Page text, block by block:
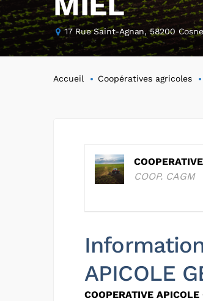
17 Rue Saint-Agnan, 58200
Accueil Coopératives agricoles
COOP. CAGM
APICOLE
COOPERATIVE